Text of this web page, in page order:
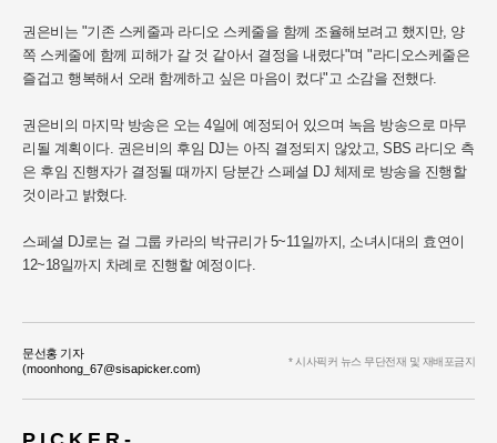
권은비는 "기존 스케줄과 라디오 스케줄을 함께 조율해보려고 했지만, 양
쪽 스케줄에 함께 피해가 갈 것 같아서 결정을 내렸다"며 "라디오스케줄은
즐겁고 행복해서 오래 함께하고 싶은 마음이 컸다"고 소감을 전했다.
권은비의 마지막 방송은 오는 4일에 예정되어 있으며 녹음 방송으로 마무
리될 계획이다. 권은비의 후임 DJ는 아직 결정되지 않았고, SBS 라디오 측
은 후임 진행자가 결정될 때까지 당분간 스페셜 DJ 체제로 방송을 진행할
것이라고 밝혔다.
스페셜 DJ로는 걸 그룹 카라의 박규리가 5~11일까지, 소녀시대의 효연이
12~18일까지 차례로 진행할 예정이다.
문선홍 기자
(moonhong_67@sisapicker.com)
* 시사픽커 뉴스 무단전재 및 재배포금지